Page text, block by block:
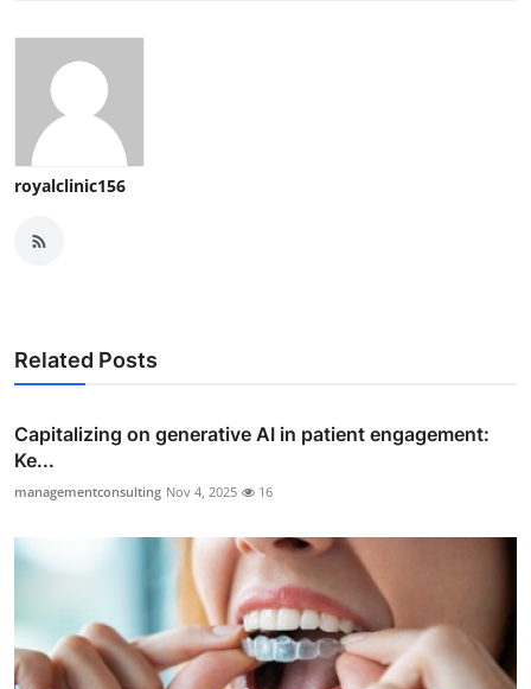
royalclinic156
Related Posts
Capitalizing on generative AI in patient engagement:
Ke...
managementconsulting Nov 4, 2025 16